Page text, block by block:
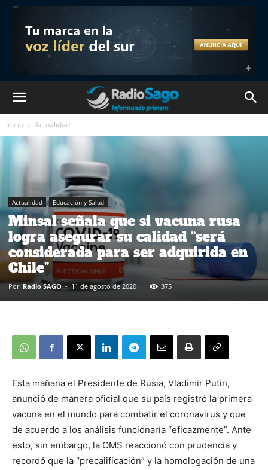
Inicio Actualidad
Actualidad Educación y Salud
Minsal señala que si vacuna rusa
logra asegurar su calidad “será
considerada para ser adquirida en
Chile”
Por Radio SAGO - 11 de agosto de 2020 375
Esta mañana el Presidente de Rusia, Vladimir Putin,
anunció de manera oficial que su país registró la primera
vacuna en el mundo para combatir el coronavirus y que
de acuerdo a los análisis funcionaría “eficazmente”. Ante
esto, sin embargo, la OMS reaccionó con prudencia y
recordó que la “precalificación” y la homologación de una